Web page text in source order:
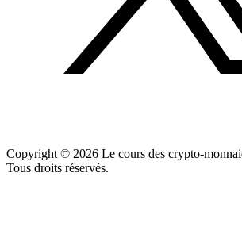
Copyright © 2026 Le cours des crypto-
Tous droits réservés.